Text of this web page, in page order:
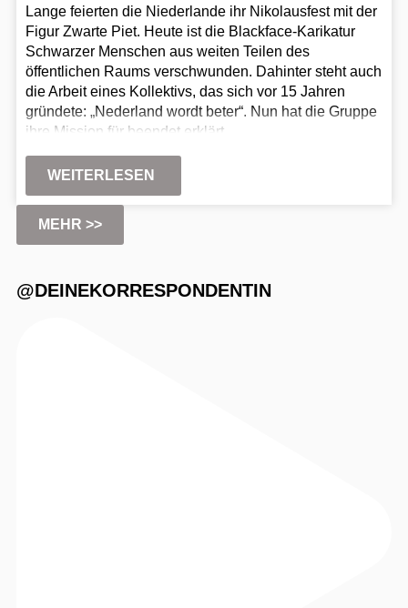
Lange feierten die Niederlande ihr Nikolausfest mit der
Figur Zwarte Piet. Heute ist die Blackface-Karikatur
Schwarzer Menschen aus weiten Teilen des
öffentlichen Raums verschwunden. Dahinter steht auch
die Arbeit eines Kollektivs, das sich vor 15 Jahren
gründete: „Nederland wordt beter“. Nun hat die Gruppe
ihre Mission für beendet erklärt.
WEITERLESEN
MEHR >>
@DEINEKORRESPONDENTIN